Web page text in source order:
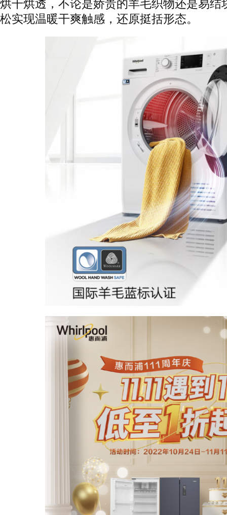
烘干烘透，不论是娇贵的羊毛织物还是易结
松实现温暖干爽触感，还原挺括形态。